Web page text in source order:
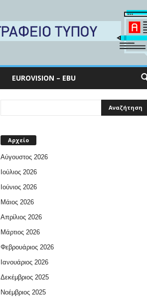
EUROVISION – EBU
Αρχείο
Αύγουστος 2026
Ιούλιος 2026
Ιούνιος 2026
Μάιος 2026
Απρίλιος 2026
Μάρτιος 2026
Φεβρουάριος 2026
Ιανουάριος 2026
Δεκέμβριος 2025
Νοέμβριος 2025